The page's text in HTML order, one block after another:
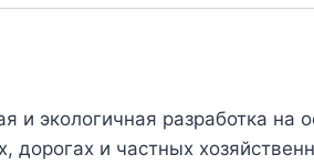
и экологичная разработка
дорогах и частных